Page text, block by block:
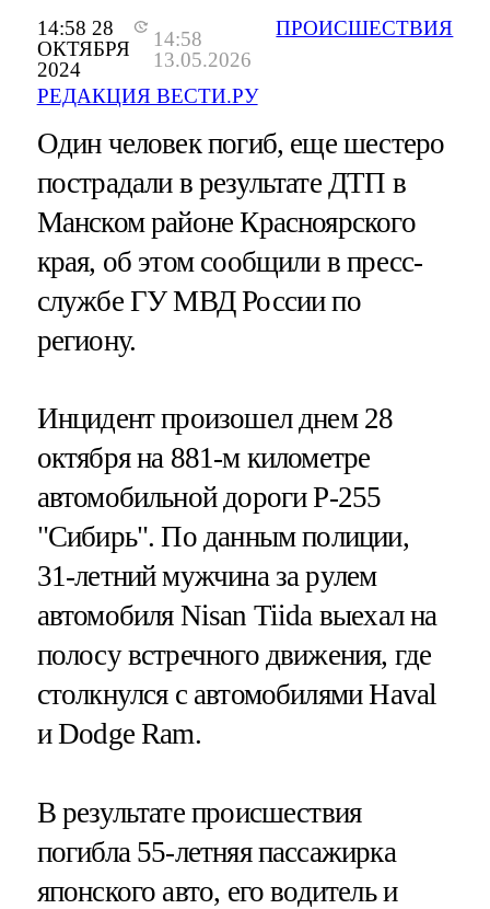
14:58 28
ОКТЯБРЯ
2024
14:58
13.05.2026
РЕДАКЦИЯ ВЕСТИ.РУ
ПРОИСШЕСТВИЯ
Один человек погиб, еще шестеро
пострадали в результате ДТП в
Манском районе Красноярского
края, об этом сообщили в пресс-
службе ГУ МВД России по
региону.
Инцидент произошел днем 28
октября на 881-м километре
автомобильной дороги Р-255
"Сибирь". По данным полиции,
31-летний мужчина за рулем
автомобиля Nisan Tiida выехал на
полосу встречного движения, где
столкнулся с автомобилями Haval
и Dodge Ram.
В результате происшествия
погибла 55-летняя пассажирка
японского авто, его водитель и